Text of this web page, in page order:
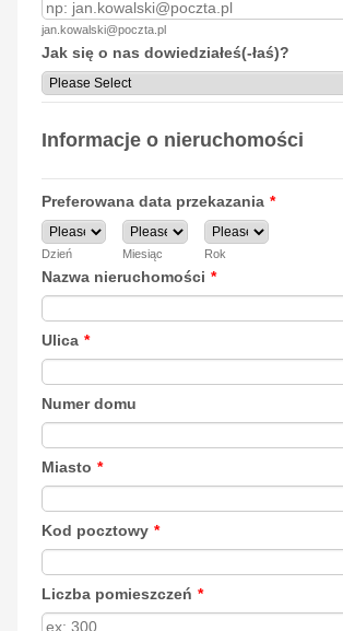
jan.kowalski@poczta.pl
Jak się o nas dowiedziałeś(-łaś)?
Informacje o nieruchomości
Preferowana data przekazania *
Dzień Miesiąc Rok
Nazwa nieruchomości *
Ulica *
Numer domu
Miasto *
Kod pocztowy *
Liczba pomieszczeń *